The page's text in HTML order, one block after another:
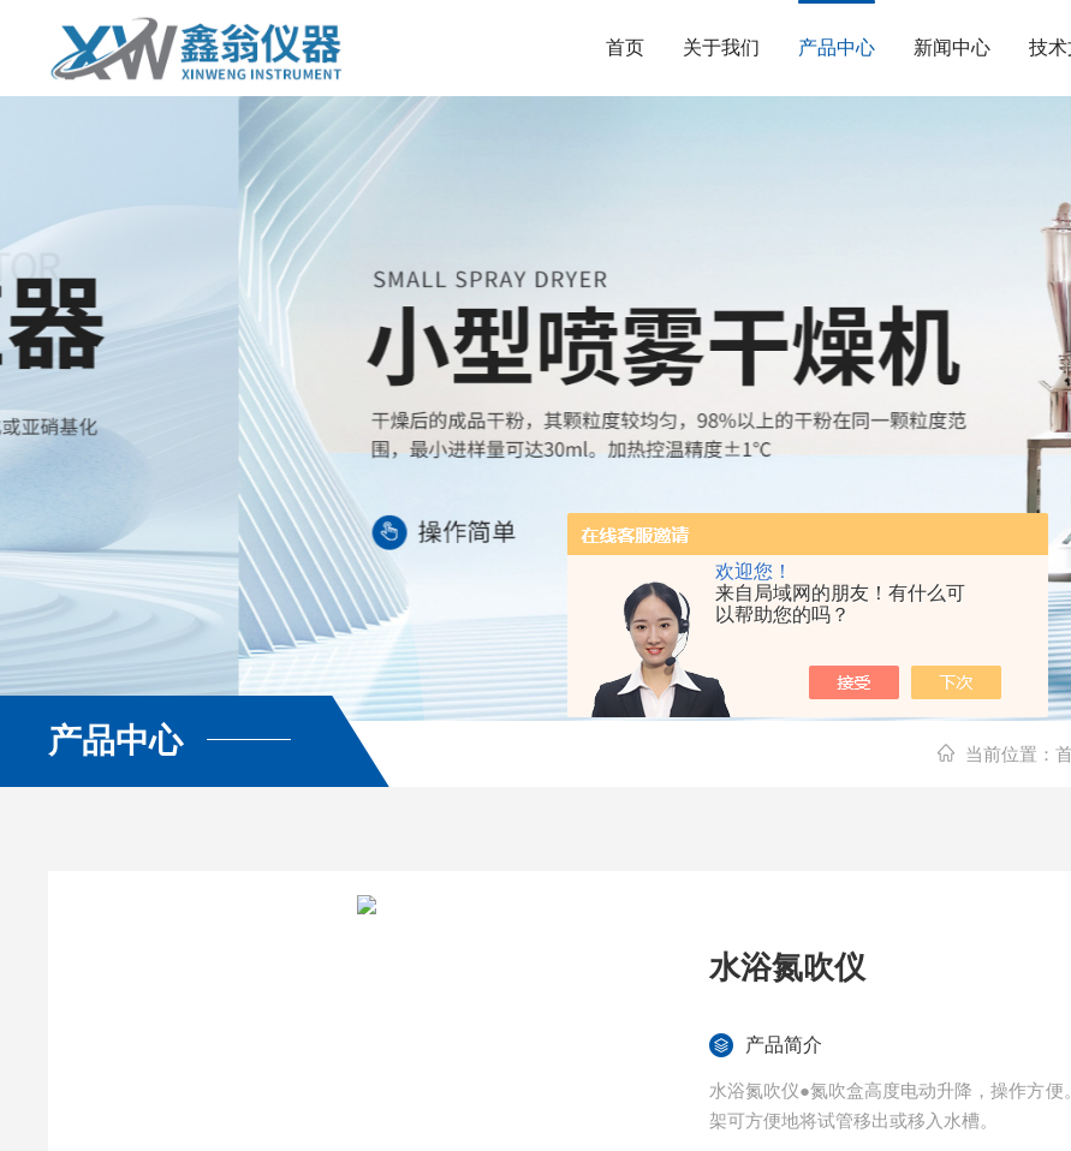
欢迎您！
来自局域网的朋友！有什么可
以帮助您的吗？
首页 关于我们 产品中心 新闻中心 技
查看更多
产品中心 当前位置：
水浴氮吹仪
产品简介
水浴氮吹仪●氮吹盒高度电动升降，操作方
架可方便地将试管移出或移入水槽。